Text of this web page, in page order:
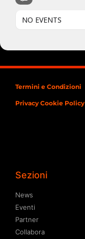
NO EVENTS
Termini e Condizioni
Privacy Cookie Policy
Sezioni
News
Eventi
Partner
Collabora